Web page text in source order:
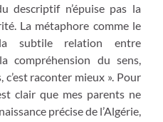
descriptif n’épuise pas la
La métaphore comme le
subtile relation entre
compréhension du sens,
c’est raconter mieux ». Pour
clair que mes parents ne
précise de l’Algérie,